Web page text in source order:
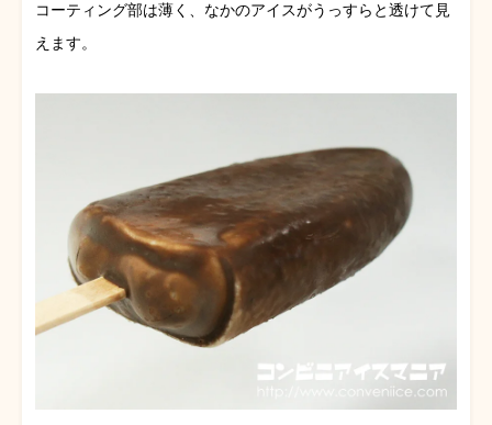
コーティング部は薄く、なかのアイスがうっすらと透けて見
えます。